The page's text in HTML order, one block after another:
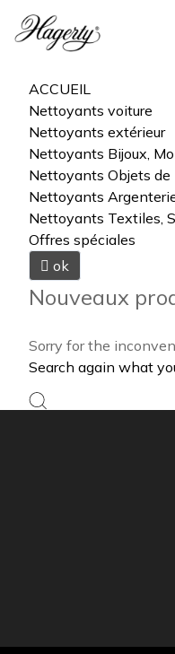
ACCUEIL
Nettoyants voiture
Nettoyants extérieur
Nettoyants Bijoux,
Nettoyants Objets de
Nettoyants
Nettoyants Textiles,
Offres spéciales
 ok
Nouveaux
Sorry for the
Search again what